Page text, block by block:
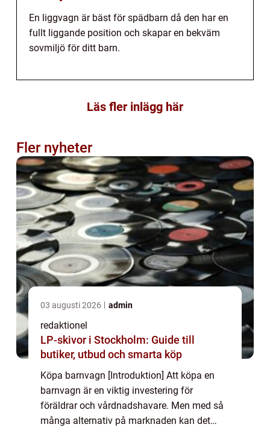
En liggvagn är bäst för spädbarn då den har en
fullt liggande position och skapar en bekväm
sovmiljö för ditt barn.
Läs fler inlägg här
Fler nyheter
03 augusti 2026 admin
redaktionel
LP-skivor i Stockholm: Guide till
butiker, utbud och smarta köp
Köpa barnvagn [Introduktion] Att köpa en
barnvagn är en viktig investering för
föräldrar och vårdnadshavare. Men med så
många alternativ på marknaden kan det